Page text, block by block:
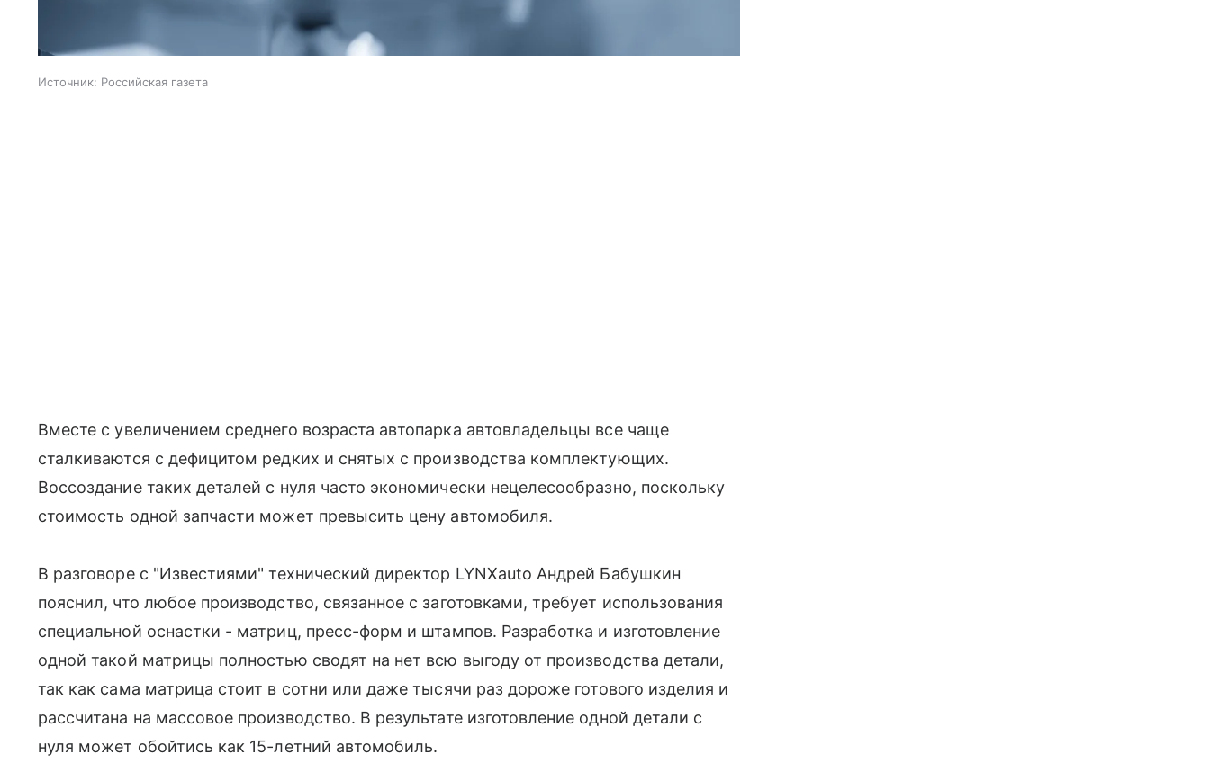
Источник: Российская газета
Вместе с увеличением среднего возраста автопарка автовладельцы все чаще
сталкиваются с дефицитом редких и снятых с производства комплектующих.
Воссоздание таких деталей с нуля часто экономически нецелесообразно, поскольку
стоимость одной запчасти может превысить цену автомобиля.
В разговоре с "Известиями" технический директор LYNXauto Андрей Бабушкин
пояснил, что любое производство, связанное с заготовками, требует использования
специальной оснастки - матриц, пресс-форм и штампов. Разработка и изготовление
одной такой матрицы полностью сводят на нет всю выгоду от производства детали,
так как сама матрица стоит в сотни или даже тысячи раз дороже готового изделия и
рассчитана на массовое производство. В результате изготовление одной детали с
нуля может обойтись как 15-летний автомобиль.